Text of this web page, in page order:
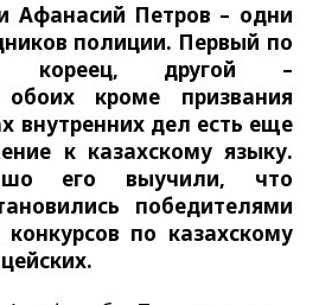
Афанасий Петров – одни
полиции. Первый по
кореец, другой –
кроме призвания
внутренних дел есть еще
к казахскому языку.
его выучили, что
победителями
конкурсов по казахскому